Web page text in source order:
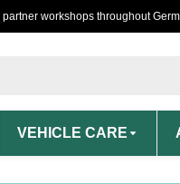
workshops throughout
VEHICLE CARE